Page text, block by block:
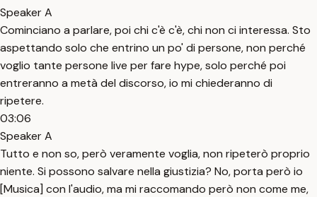
Speaker A
Cominciano a parlare, poi chi c'è c'è, chi non ci interessa. Sto
aspettando solo che entrino un po' di persone, non perché
voglio tante persone live per fare hype, solo perché poi
entreranno a metà del discorso, io mi chiederanno di
ripetere.
03:06
Speaker A
Tutto e non so, però veramente voglia, non ripeterò proprio
niente. Si possono salvare nella giustizia? No, porta però io
[Musica] con l'audio, ma mi raccomando però non come me,